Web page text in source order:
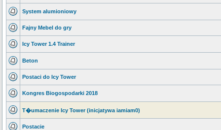
System alumioniowy
Fajny Mebel do gry
Icy Tower 1.4 Trainer
Beton
Postaci do Icy Tower
Kongres Biogospodarki 2018
T�umaczenie Icy Tower (inicjatywa iamiam0)
Postacie